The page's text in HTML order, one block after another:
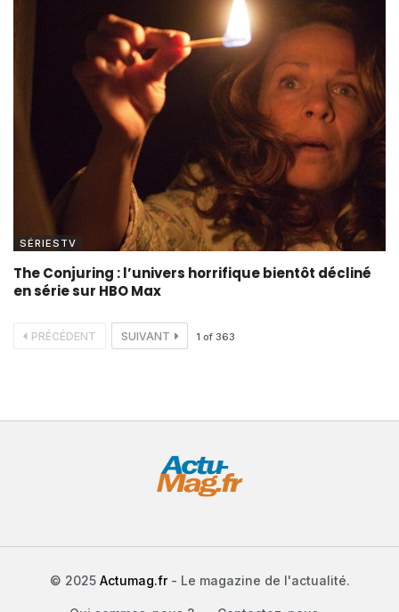
SÉRIESTV
The Conjuring : l’univers horrifique bientôt décliné
en série sur HBO Max
PRÉCÉDENT SUIVANT 1 of 363
© 2025 Actumag.fr- Le magazine de l'actualité.